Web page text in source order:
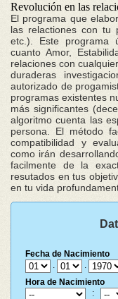
Revolución en las
El programa que
las relactiones con tu
etc.). Este programa
cuanto Amor,
relaciones con
duraderas
autorizado de
programas existentes
más significantes
algoritmo cuenta las
persona. El método
compatibilidad y
como irán
facilmente de la
resutados en tus
en tu vida
Fecha de Nacimiento
.
.
Hora de Nacimiento
: